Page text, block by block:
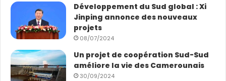
Développement du Sud global : Xi
Jinping annonce des nouveaux
projets
08/07/2024
Un projet de coopération Sud-Sud
améliore la vie des Camerounais
30/09/2024